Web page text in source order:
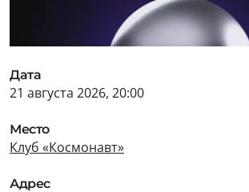
Дата
21 августа 2026, 20:00
Место
Клуб «Космонавт»
Адрес